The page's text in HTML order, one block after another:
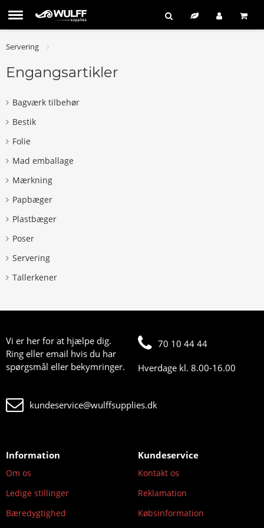
Servering
Engangsartikler
Bagværk tilbehør
Bestik
Folie
Mad emballage
Mærkning
Papbæger
Plastbæger
Poser
Servering
Tallerkener
Vi er her for at hjælpe dig.
Ring eller email hvis du har
spørgsmål eller bekymringer.
70 10 44 44
Hverdage kl. 8.00-16.00
kundeservice@wulffsupplies.dk
Information
Om os
Ledige stillinger
Bæredygtighed
Kundeservice
Kontakt os
Reklamation
Købsinformation